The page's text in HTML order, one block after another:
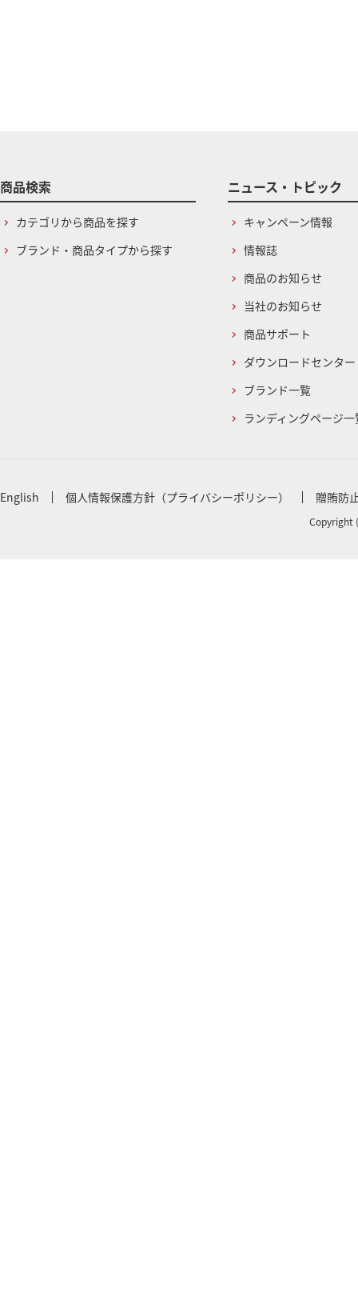
商品検索
カテゴリから商品を探す
ブランド・商品タイプから探す
ニュース・トピック
キャンペーン情報
情報誌
商品のお知らせ
当社のお知らせ
商品サポート
ダウンロードセンター
ブランド一覧
ランディングページ一
English 個人情報保護方針（プライバシーポリシー） 贈賄防
Copyright